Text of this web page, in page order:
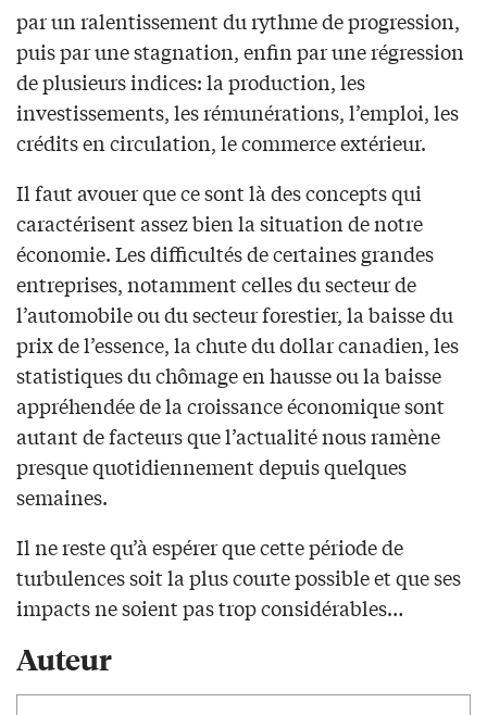
par un ralentissement du rythme de progression,
puis par une stagnation, enfin par une régression
de plusieurs indices: la production, les
investissements, les rémunérations, l’emploi, les
crédits en circulation, le commerce extérieur.
Il faut avouer que ce sont là des concepts qui
caractérisent assez bien la situation de notre
économie. Les difficultés de certaines grandes
entreprises, notamment celles du secteur de
l’automobile ou du secteur forestier, la baisse du
prix de l’essence, la chute du dollar canadien, les
statistiques du chômage en hausse ou la baisse
appréhendée de la croissance économique sont
autant de facteurs que l’actualité nous ramène
presque quotidiennement depuis quelques
semaines.
Il ne reste qu’à espérer que cette période de
turbulences soit la plus courte possible et que ses
impacts ne soient pas trop considérables…
Auteur